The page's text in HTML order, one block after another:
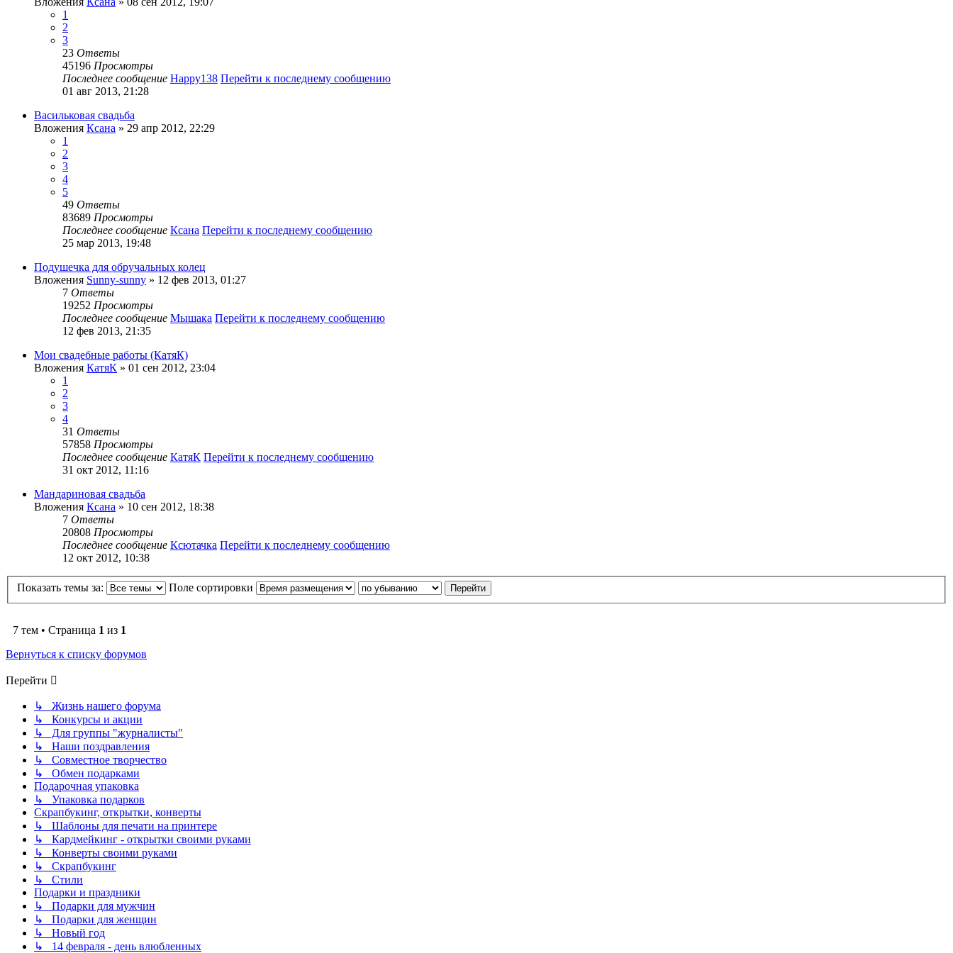
1
2
3
23 Ответы
45196 Просмотры
Последнее сообщение Happy138 Перейти к последнему сообщению
01 авг 2013, 21:28
Васильковая свадьба
Вложения Ксана » 29 апр 2012, 22:29
1
2
3
4
5
49 Ответы
83689 Просмотры
Последнее сообщение Ксана Перейти к последнему сообщению
25 мар 2013, 19:48
Подушечка для обручальных колец
Вложения Sunny-sunny » 12 фев 2013, 01:27
7 Ответы
19252 Просмотры
Последнее сообщение Мышака Перейти к последнему сообщению
12 фев 2013, 21:35
Мои свадебные работы (КатяК)
Вложения КатяК » 01 сен 2012, 23:04
1
2
3
4
31 Ответы
57858 Просмотры
Последнее сообщение КатяК Перейти к последнему сообщению
31 окт 2012, 11:16
Мандариновая свадьба
Вложения Ксана » 10 сен 2012, 18:38
7 Ответы
20808 Просмотры
Последнее сообщение Ксютачка Перейти к последнему сообщению
12 окт 2012, 10:38
Показать темы за: Поле сортировки
7 тем • Страница 1 из 1
Вернуться к списку форумов
Перейти
↳ Жизнь нашего форума
↳ Конкурсы и акции
↳ Для группы "журналисты"
↳ Наши поздравления
↳ Совместное творчество
↳ Обмен подарками
Подарочная упаковка
↳ Упаковка подарков
Скрапбукинг, открытки, конверты
↳ Шаблоны для печати на принтере
↳ Кардмейкинг - открытки своими руками
↳ Конверты своими руками
↳ Скрапбукинг
↳ Стили
Подарки и праздники
↳ Подарки для мужчин
↳ Подарки для женщин
↳ Новый год
↳ 14 февраля - день влюбленных